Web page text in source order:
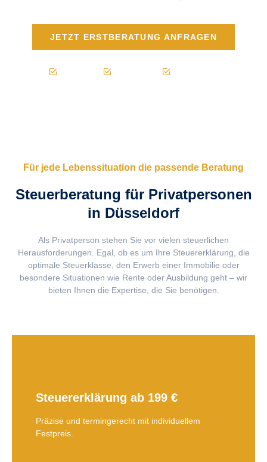
JETZT ERSTBERATUNG ANFRAGEN
Für jede Lebenssituation die passende Beratung
Steuerberatung für Privatpersonen
in Düsseldorf
Als Privatperson stehen Sie vor vielen steuerlichen
Herausforderungen. Egal, ob es um Ihre Steuererklärung, die
optimale Steuerklasse, den Erwerb einer Immobilie oder
besondere Situationen wie Rente oder Ausbildung geht – wir
bieten Ihnen die Expertise, die Sie benötigen.
Steuererklärung ab 199 €
Präzise und termingerecht mit individuellem
Festpreis.